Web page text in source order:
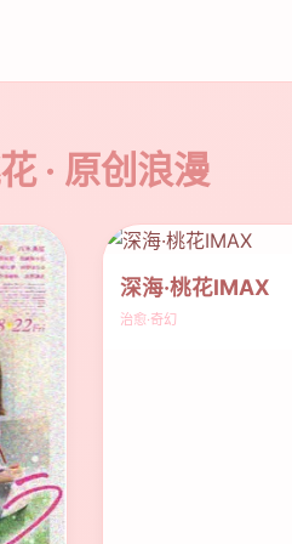
· 原创浪漫
深海·桃花IMAX
治愈·奇幻